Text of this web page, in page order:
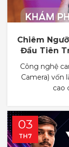
Chiêm
Đầu Tiên
Công nghệ
Camera) vốn
cao
03
TH7